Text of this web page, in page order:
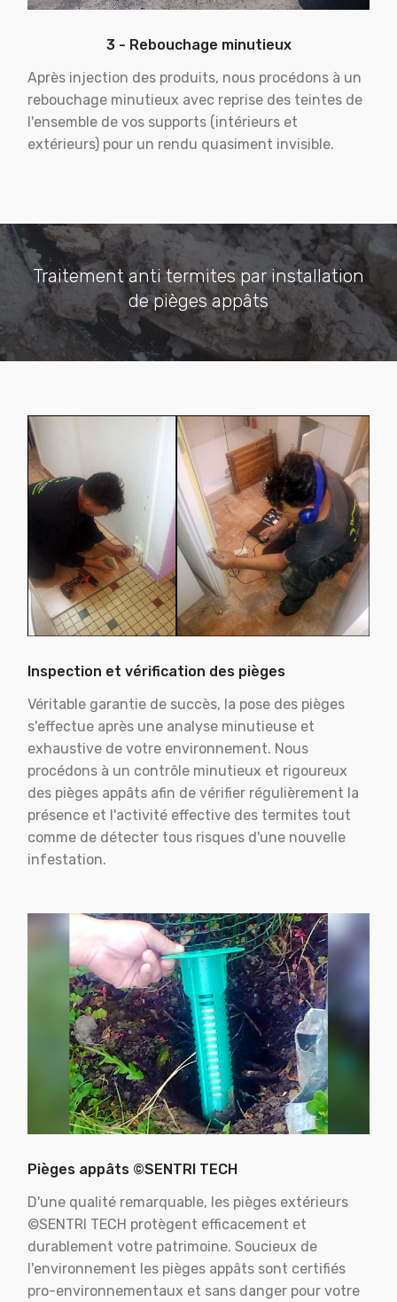
3 - Rebouchage minutieux
Après injection des produits, nous procédons à un
rebouchage minutieux avec reprise des teintes de
l'ensemble de vos supports (intérieurs et
extérieurs) pour un rendu quasiment invisible.
Traitement anti termites par installation
de pièges appâts
Inspection et vérification des pièges
Véritable garantie de succès, la pose des pièges
s'effectue après une analyse minutieuse et
exhaustive de votre environnement. Nous
procédons à un contrôle minutieux et rigoureux
des pièges appâts afin de vérifier régulièrement la
présence et l'activité effective des termites tout
comme de détecter tous risques d'une nouvelle
infestation.
Pièges appâts ©SENTRI TECH
D'une qualité remarquable, les pièges extérieurs
©SENTRI TECH protègent efficacement et
durablement votre patrimoine. Soucieux de
l'environnement les pièges appâts sont certifiés
pro-environnementaux et sans danger pour votre